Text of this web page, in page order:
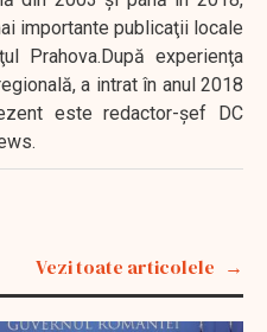
importante publicaţii locale
Prahova.După experienţa
a intrat în anul 2018
este redactor-şef DC
Vezi toate articolele